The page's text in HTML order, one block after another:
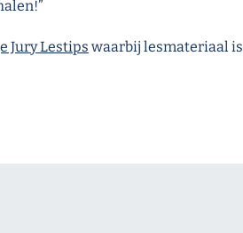
Jury Lestips waarbij lesmateriaal is